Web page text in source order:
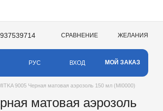
СРАВНЕНИЕ ЖЕЛАНИЯ
РУС ВХОД МОЙ ЗАКАЗ
9005 Черная матовая аэрозоль 150 мл (MI0000)
матовая аэрозоль